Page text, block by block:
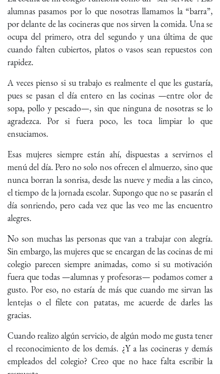
alumnas pasamos por lo que nosotras llamamos la “barra”,
por delante de las cocineras que nos sirven la comida. Una se
ocupa del primero, otra del segundo y una última de que
cuando falten cubiertos, platos o vasos sean repuestos con
rapidez.
A veces pienso si su trabajo es realmente el que les gustaría,
pues se pasan el día entero en las cocinas —entre olor de
sopa, pollo y pescado—, sin que ninguna de nosotras se lo
agradezca. Por si fuera poco, les toca limpiar lo que
ensuciamos.
Esas mujeres siempre están ahí, dispuestas a servirnos el
menú del día. Pero no solo nos ofrecen el almuerzo, sino que
nunca borran la sonrisa, desde las nueve y media a las cinco,
el tiempo de la jornada escolar. Supongo que no se pasarán el
día sonriendo, pero cada vez que las veo me las encuentro
alegres.
No son muchas las personas que van a trabajar con alegría.
Sin embargo, las mujeres que se encargan de las cocinas de mi
colegio parecen siempre animadas, como si su motivación
fuera que todas —alumnas y profesoras— podamos comer a
gusto. Por eso, no estaría de más que cuando me sirvan las
lentejas o el filete con patatas, me acuerde de darles las
gracias.
Cuando realizo algún servicio, de algún modo me gusta tener
el reconocimiento de los demás. ¿Y a las cocineras y demás
empleados del colegio? Creo que no hace falta escribir la